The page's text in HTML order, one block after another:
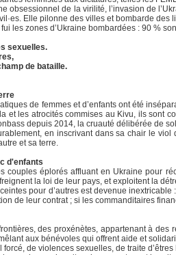
obsessionnel de la virilité, l’invasion de
Elle pilonne des villes et bombarde
les zones d’Ukraine bombardées : 90 %
sexuelles.
de bataille.
de femmes et d’enfants ont été
et les atrocités commises au Kivu, ils sont
depuis 2014, la cruauté délibérée de
en inscrivant dans sa chair le
et sa terre.
d'enfants
couples éplorés affluant en Ukraine pour
la loi de leur pays, et exploitent la
pour d’autres est devenue
de leur contrat ; si les commanditaires
des proxénètes, appartenant à
aux bénévoles qui offrent aide et
forcé, de violences sexuelles, de traite